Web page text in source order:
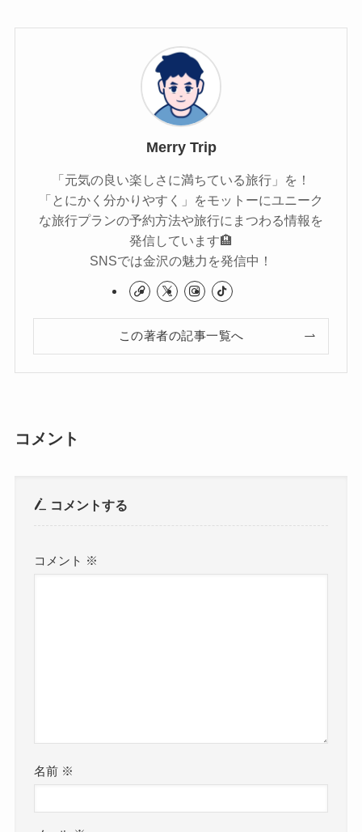
Merry Trip
「元気の良い楽しさに満ちている旅行」を！
「とにかく分かりやすく」をモットーにユニーク
な旅行プランの予約方法や旅行にまつわる情報を
発信しています🏨
SNSでは金沢の魅力を発信中！
この著者の記事一覧へ
コメント
コメントする
コメント ※
名前 ※